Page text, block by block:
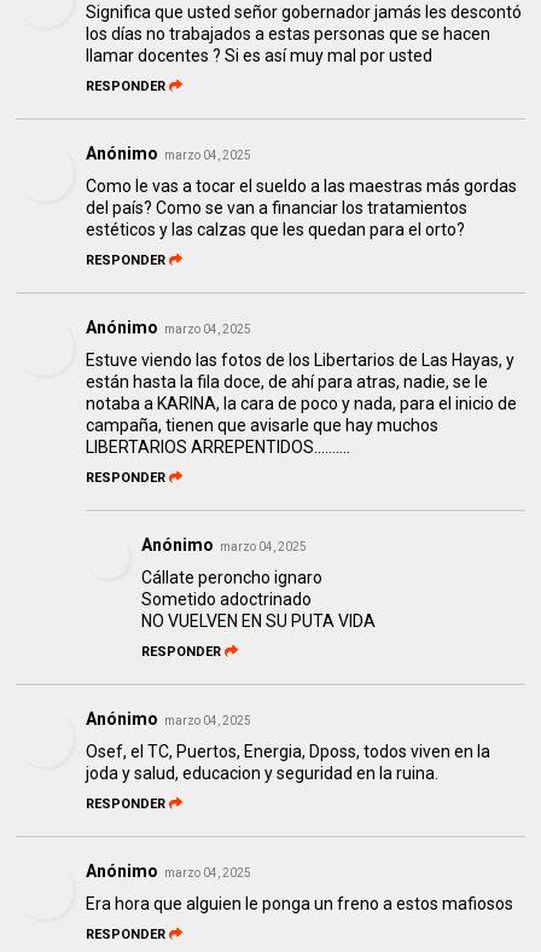
Significa que usted señor gobernador jamás les descontó
los días no trabajados a estas personas que se hacen
llamar docentes ? Si es así muy mal por usted
RESPONDER
Anónimo marzo 04, 2025
Como le vas a tocar el sueldo a las maestras más gordas
del país? Como se van a financiar los tratamientos
estéticos y las calzas que les quedan para el orto?
RESPONDER
Anónimo marzo 04, 2025
Estuve viendo las fotos de los Libertarios de Las Hayas, y
están hasta la fila doce, de ahí para atras, nadie, se le
notaba a KARINA, la cara de poco y nada, para el inicio de
campaña, tienen que avisarle que hay muchos
LIBERTARIOS ARREPENTIDOS..........
RESPONDER
Anónimo marzo 04, 2025
Cállate peroncho ignaro
Sometido adoctrinado
NO VUELVEN EN SU PUTA VIDA
RESPONDER
Anónimo marzo 04, 2025
Osef, el TC, Puertos, Energia, Dposs, todos viven en la
joda y salud, educacion y seguridad en la ruina.
RESPONDER
Anónimo marzo 04, 2025
Era hora que alguien le ponga un freno a estos mafiosos
RESPONDER